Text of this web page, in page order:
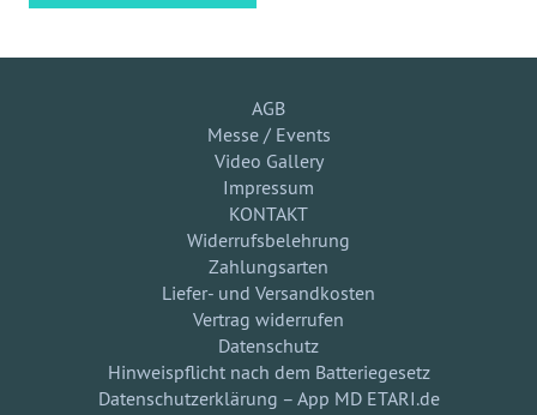
AGB
Messe / Events
Video Gallery
Impressum
KONTAKT
Widerrufsbelehrung
Zahlungsarten
Liefer- und Versandkosten
Vertrag widerrufen
Datenschutz
Hinweispflicht nach dem Batteriegesetz
Datenschutzerklärung – App MD ETARI.de